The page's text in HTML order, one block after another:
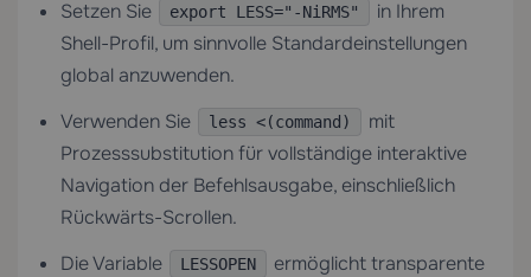
Setzen Sie
export LESS="-NiRMS"
in Ihrem
Shell-Profil, um sinnvolle Standardeinstellungen
global anzuwenden.
Verwenden Sie
less <(command)
mit
Prozesssubstitution für vollständige interaktive
Navigation der Befehlsausgabe, einschließlich
Rückwärts-Scrollen.
Die Variable
LESSOPEN
ermöglicht transparente